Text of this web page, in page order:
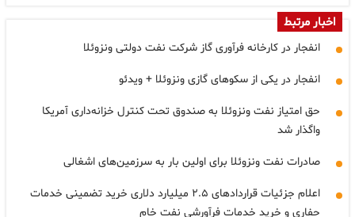
اخبار مرتبط
انفجار در کارخانه فرآوری گاز شرکت نفت دولتی ونزوئلا
انفجار در یکی از سکوهای گازی ونزوئلا + ویدئو
حق امتیاز نفت ونزوئلا به صندوق تحت کنترل خزانه‌داری آمریکا
واگذار شد
صادرات نفت ونزوئلا برای اولین بار به سرزمین‌های اشغالی
اعلام ​جزئیات قراردادهای ۲.۵ میلیارد دلاری خرید تضمینی خدمات
حفاری و خرید خدمات فرآورشی نفت خام